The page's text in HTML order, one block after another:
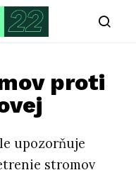
proti
upozorňuje
stromov